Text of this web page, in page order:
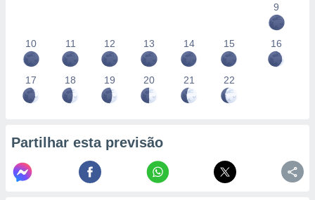
9
10 11 12 13 14 15 16
17 18 19 20 21 22
Partilhar esta previsão